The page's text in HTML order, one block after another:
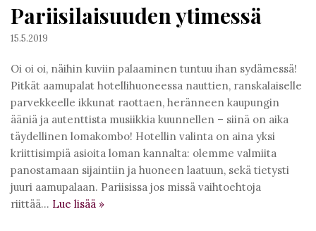
Pariisilaisuuden ytimessä
15.5.2019
Oi oi oi, näihin kuviin palaaminen tuntuu ihan sydämessä!
Pitkät aamupalat hotellihuoneessa nauttien, ranskalaiselle
parvekkeelle ikkunat raottaen, heränneen kaupungin
ääniä ja autenttista musiikkia kuunnellen – siinä on aika
täydellinen lomakombo! Hotellin valinta on aina yksi
kriittisimpiä asioita loman kannalta: olemme valmiita
panostamaan sijaintiin ja huoneen laatuun, sekä tietysti
juuri aamupalaan. Pariisissa jos missä vaihtoehtoja
riittää… Lue lisää »